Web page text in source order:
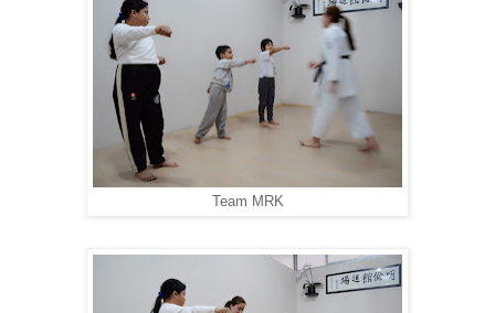
Team MRK